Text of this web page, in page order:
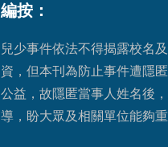
編按：
兒少事件依法不得揭露校名
資，但本刊為防止事件遭隱
公益，故隱匿當事人姓名後
導，盼大眾及相關單位能夠重